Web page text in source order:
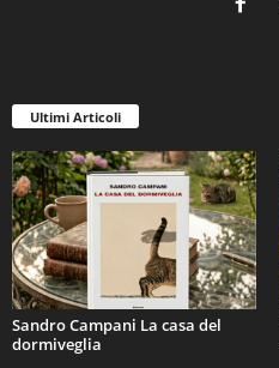
Ultimi Articoli
Sandro Campani La casa del
dormiveglia